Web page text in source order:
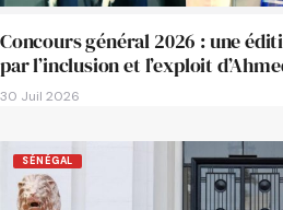
Concours général 2026 : une
par l’inclusion et l’exploit
30 Juil 2026
SÉNÉGAL